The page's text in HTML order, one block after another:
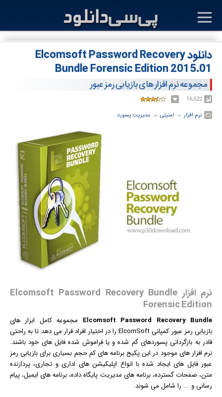
دانلود Elcomsoft Password Recovery
Bundle Forensic Edition 2015.01
مجموعه نرم افزار های بازیابی رمز عبور
16,522
نرم افزار ← ‏ امنیتی ← ‏ مدیریت پسورد
نرم افزار Elcomsoft Password Recovery Bundle
Forensic Edition
Elcomsoft Password Recovery Bundle مجموعه کامل ابزار های
بازی
ابی رمز عبور کمپانی ElcomSoft را در اختیار افراد قرار می دهد تا به راحتی
قادر به بازگردانی پسوردهای گم شده و یا فراموش شده فایل های خود باشند.
نرم افزار های موجود در این پکیج برنامه های کم حجم بسیاری برای بازیابی رمز
عبور فایل های ایجاد شده با انواع اپلیکیشن های اداری و تجاری، پردازنده
متن، صفحات گسترده، برنامه های مدیریت پایگاه داده، برنامه های ایمیل، پیام
رسانی و ... را شامل می شوند.